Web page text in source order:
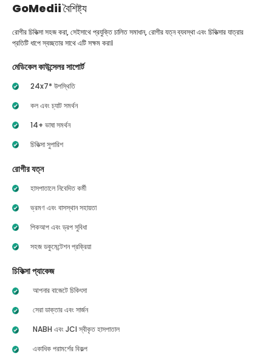
GoMediiবৈশিষ্ট্য
রোগীর চিকিত্সা সহজ করা, সেইসাথে প্রযুক্তি চালিত সমাধান, রোগীর যত্ন ব্যবস্থা এবং চিকিত্সার যাত্রার
প্রতিটি ধাপে স্বচ্ছতার সাথে এটি সক্ষম করা।
মেডিকেল কাউন্সেলর সাপোর্ট
24x7* উপস্থিতি
কল এবং চ্যাট সমর্থন
14+ ভাষা সমর্থন
চিকিত্সা সুপারিশ
রোগীর যত্ন
হাসপাতালে নিবেদিত কর্মী
ভ্রমণ এবং বাসস্থান সহায়তা
পিকআপ এবং ড্রপ সুবিধা
সহজ ডকুমেন্টেশন প্রক্রিয়া
চিকিত্সা প্যাকেজ
আপনার বাজেটে চিকিৎসা
সেরা ডাক্তার এবং সার্জন
NABH এবং JCI স্বীকৃত হাসপাতাল
একাধিক পরামর্শের বিকল্প